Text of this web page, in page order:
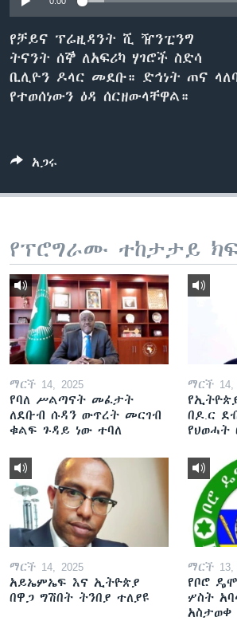
ቋንቋዎች
የቻይና ፕሬዚዳንት ሺ ዥንፒንግ
ትናንት ሰኞ ለአፍሪካ ሃገሮች ስድሳ
ቢሊዮን ዶላር መደቡ። ድኅነት ጠና
የተወሰነውን ዕዳ ሰርዘውላቸዋል።
አጋሩ
የፕሮግራሙ ተከታታይ
ማርች 14, 2025
የባለ ሥልጣናት መፈታት
ለደቡብ ሱዳን ውጥረት መርገብ
ቁልፍ ጉዳይ ነው ተባለ
ማርች 14,
በዶ.ር
የህወሓት
ማርች 14, 2025
አይኤምኤፍ እና ኢትዮጵያ
በዋጋ ግሽበት ትንበያ ተለያዩ
ማርች 13,
የቦሮ
ሦስት
አስታወቀ